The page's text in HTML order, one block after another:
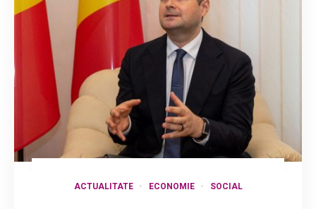
ACTUALITATE ECONOMIE SOCIAL